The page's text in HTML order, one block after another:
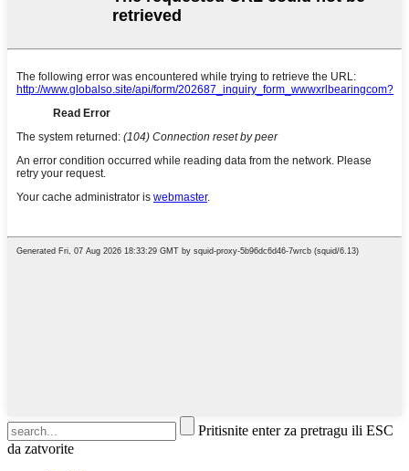
Pritisnite enter za pretragu ili ESC
da zatvorite